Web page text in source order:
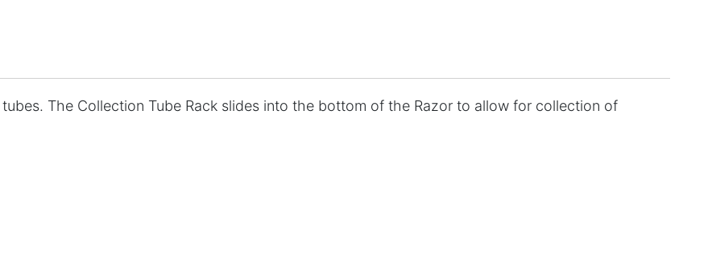
The Collection Tube Rack slides into the bottom of the Razor to allow for collection of